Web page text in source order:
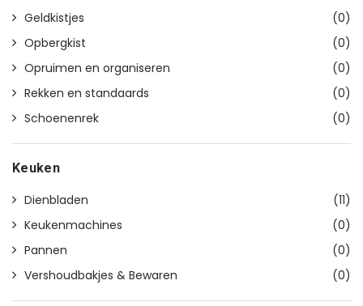
Geldkistjes
(0)
Opbergkist
(0)
Opruimen en organiseren
(0)
Rekken en standaards
(0)
Schoenenrek
(0)
Keuken
Dienbladen
(11)
Keukenmachines
(0)
Pannen
(0)
Vershoudbakjes & Bewaren
(0)